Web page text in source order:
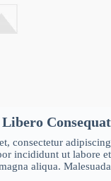
Consequat
consectetur adipiscing
incididunt ut labore et
aliqua. Malesuada ...